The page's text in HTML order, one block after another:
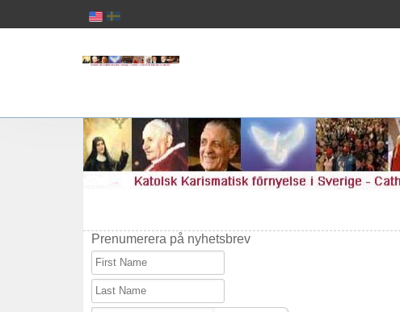
Prenumerera på nyhetsbrev
First Name
Last Name